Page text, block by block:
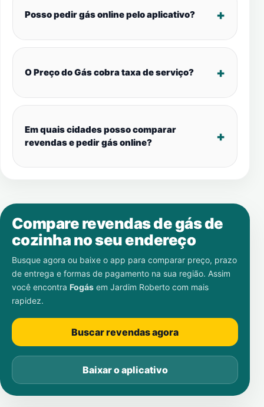
Posso pedir gás online pelo aplicativo?
O Preço do Gás cobra taxa de serviço?
Em quais cidades posso comparar
revendas e pedir gás online?
Compare revendas de gás de
cozinha no seu endereço
Busque agora ou baixe o app para comparar preço, prazo
de entrega e formas de pagamento na sua região. Assim
você encontra Fogás em Jardim Roberto com mais
rapidez.
Buscar revendas agora
Baixar o aplicativo